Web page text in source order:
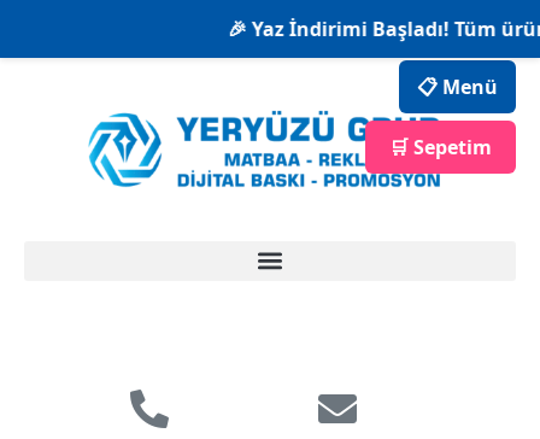
🎉 Yaz İndirimi Başladı! Tüm
📋 Menü
🛒 Sepetim